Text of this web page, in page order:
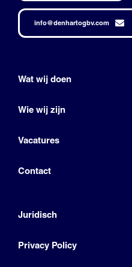
info@denhartogbv.com
Wat wij doen
Wie wij zijn
Vacatures
Contact
Juridisch
Privacy Policy